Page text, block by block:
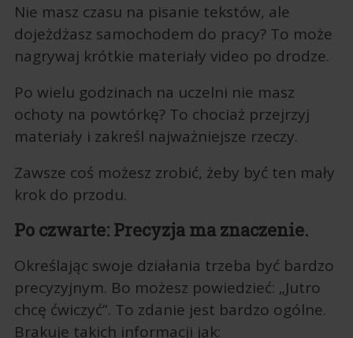
Nie masz czasu na pisanie tekstów, ale
dojeżdżasz samochodem do pracy? To może
nagrywaj krótkie materiały video po drodze.
Po wielu godzinach na uczelni nie masz
ochoty na powtórkę? To chociaż przejrzyj
materiały i zakreśl najważniejsze rzeczy.
Zawsze coś możesz zrobić, żeby być ten mały
krok do przodu.
Po czwarte: Precyzja ma znaczenie.
Określając swoje działania trzeba być bardzo
precyzyjnym. Bo możesz powiedzieć: „Jutro
chcę ćwiczyć”. To zdanie jest bardzo ogólne.
Brakuje takich informacji jak: